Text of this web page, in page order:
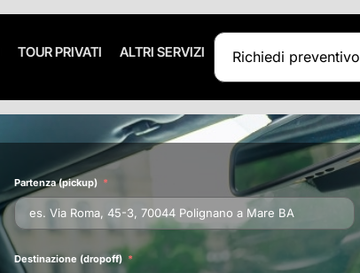
TOUR PRIVATI ALTRI SERVIZI Richiedi preventivo
Partenza (pickup)
Destinazione (dropoff)